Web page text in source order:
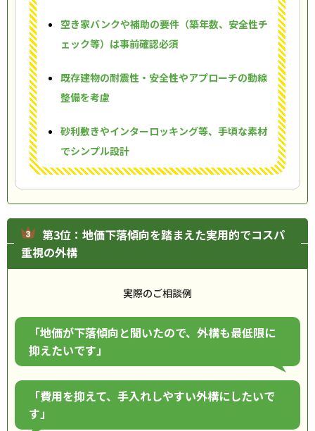
空き家バンクや補助の要件（築年数、安全性チ
ェック等）は事前確認必須
既存建物の耐震性・安全性やアプローチの動線
整備を考慮
砂利敷きやインターロッキング等、手頃な素材
でシンプル設計
第3位：地価下落傾向を踏まえた実用的でコスパ
重視の外構
実際のご相談例
「地価が下落傾向と聞いたので、外構も最低限に
抑えたいです」
「費用を抑えて、手入れしやすい外構にしたいで
す」